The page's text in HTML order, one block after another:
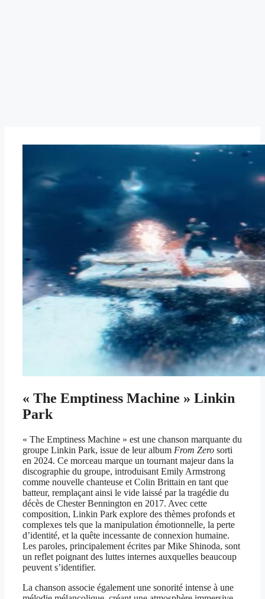
« The Emptiness Machine » Linkin
Park
« The Emptiness Machine » est une chanson marquante du
groupe Linkin Park, issue de leur album From Zero sorti
en 2024. Ce morceau marque un tournant majeur dans la
discographie du groupe, introduisant Emily Armstrong
comme nouvelle chanteuse et Colin Brittain en tant que
batteur, remplaçant ainsi le vide laissé par la tragédie du
décès de Chester Bennington en 2017. Avec cette
composition, Linkin Park explore des thèmes profonds et
complexes tels que la manipulation émotionnelle, la perte
d’identité, et la quête incessante de connexion humaine.
Les paroles, principalement écrites par Mike Shinoda, sont
un reflet poignant des luttes internes auxquelles beaucoup
peuvent s’identifier.
La chanson associe également une sonorité intense à une